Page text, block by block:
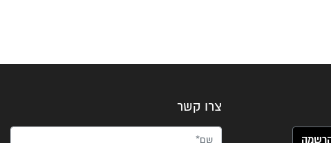
צרו קשר
שם*